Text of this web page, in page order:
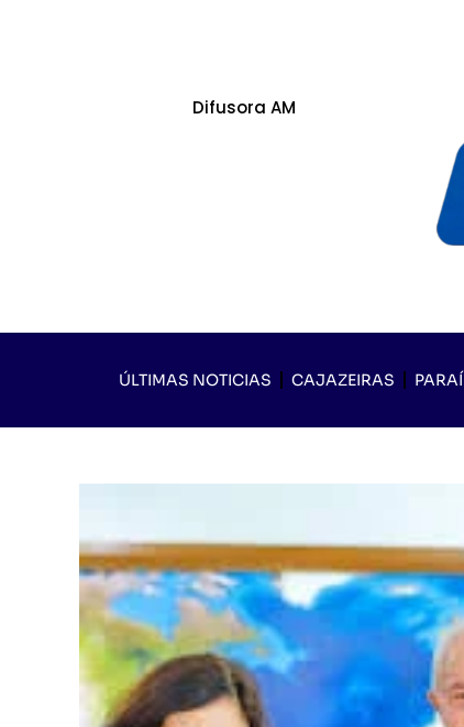
Difusora AM
ÚLTIMAS NOTICIAS CAJAZEIRAS